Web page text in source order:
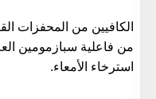
الكافيين من المحفزات
من فاعلية سبازمومين
استرخاء الأمعاء.